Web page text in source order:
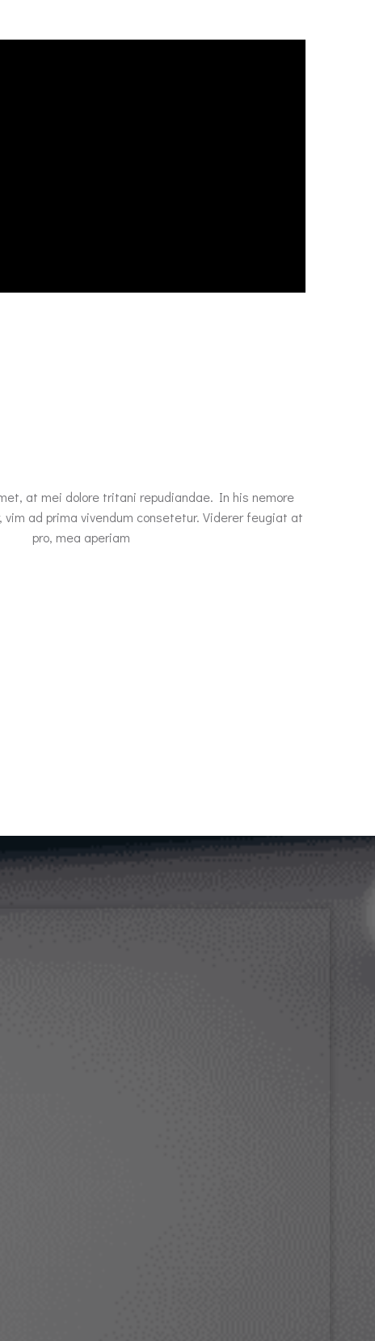
at mei dolore tritani repudiandae. In his nemore
vim ad prima vivendum consetetur. Viderer feugiat at
pro, mea aperiam